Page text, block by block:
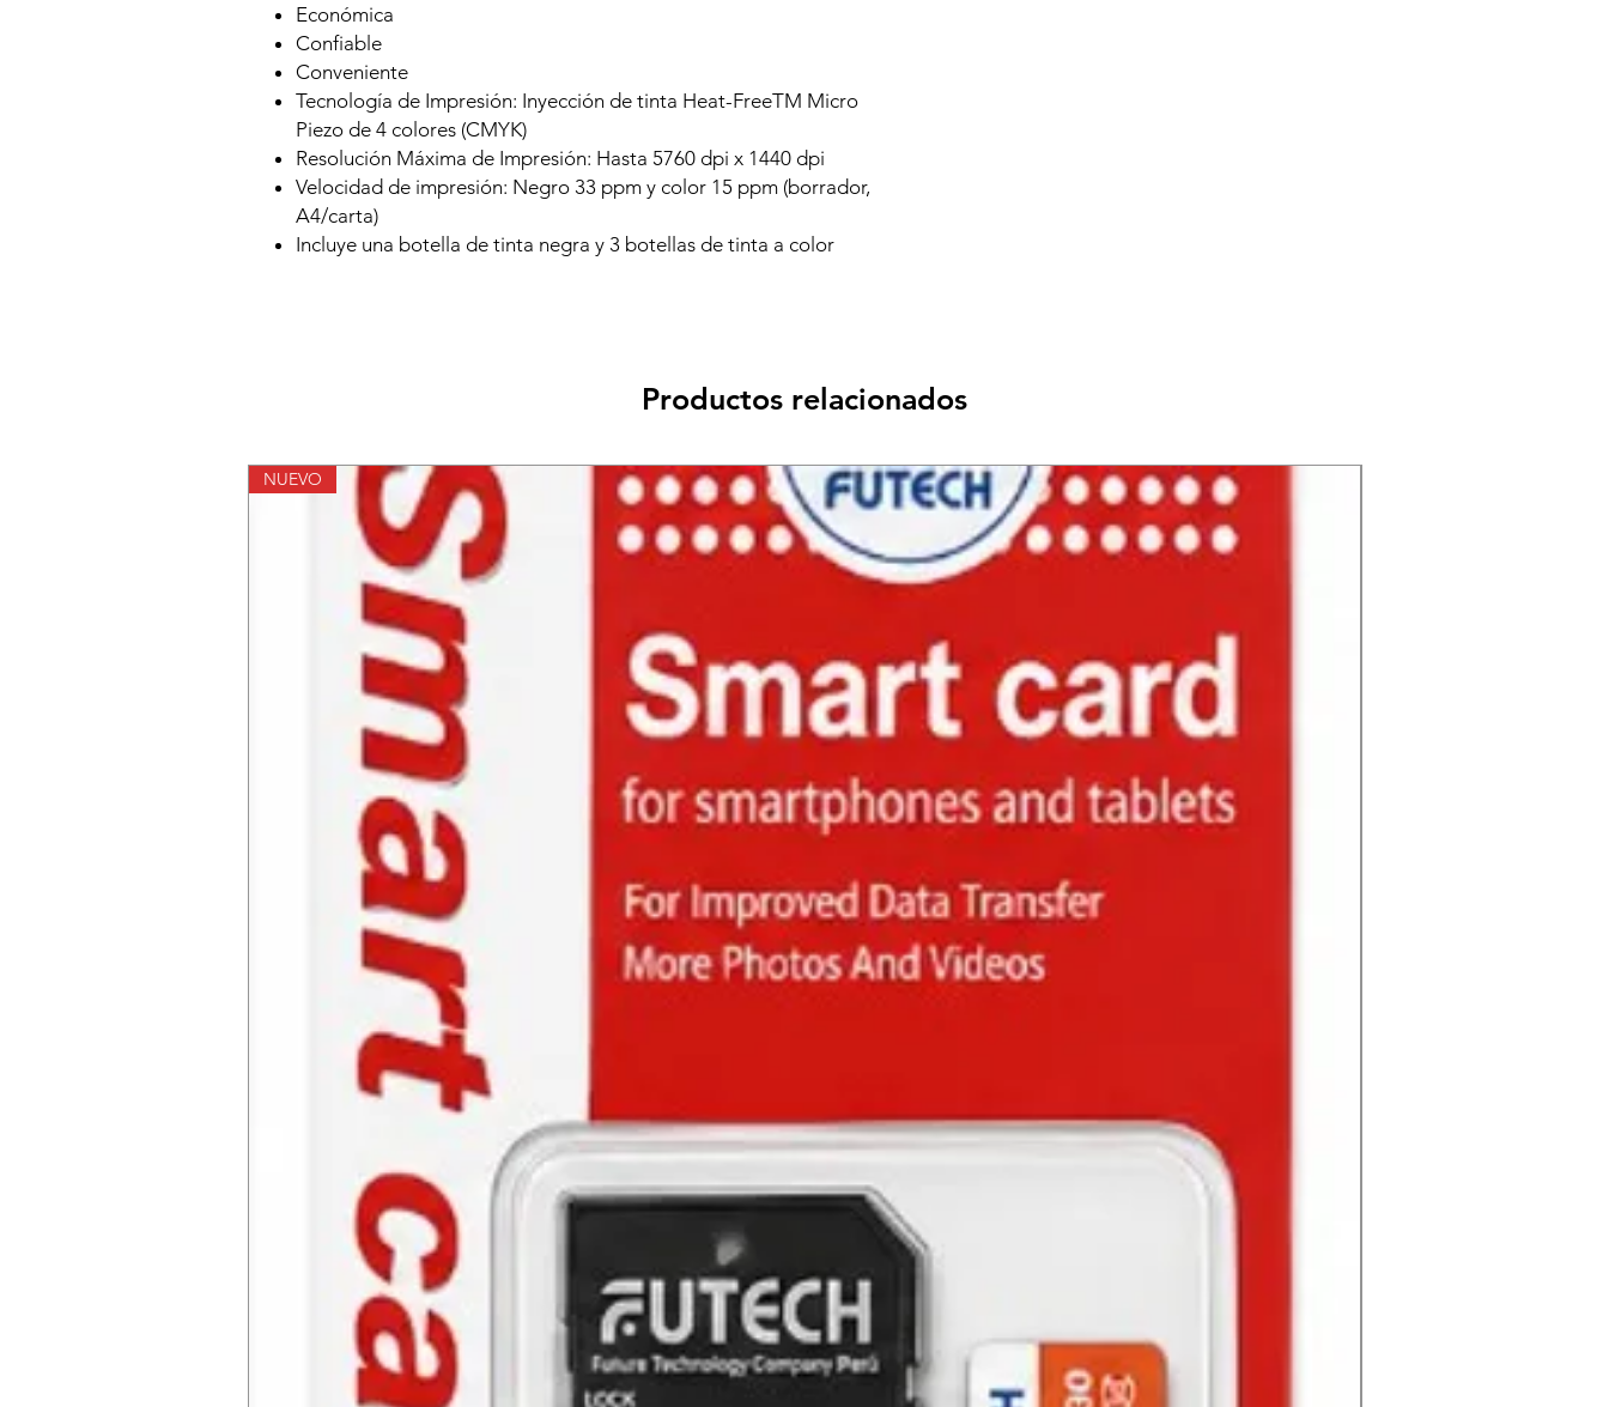
Económica
Confiable
Conveniente
Tecnología de Impresión: Inyección de tinta Heat-FreeTM Micro
Piezo de 4 colores (CMYK)
Resolución Máxima de Impresión: Hasta 5760 dpi x 1440 dpi
Velocidad de impresión: Negro 33 ppm y color 15 ppm (borrador,
A4/carta)
Incluye una botella de tinta negra y 3 botellas de tinta a color
Productos relacionados
NUEVO